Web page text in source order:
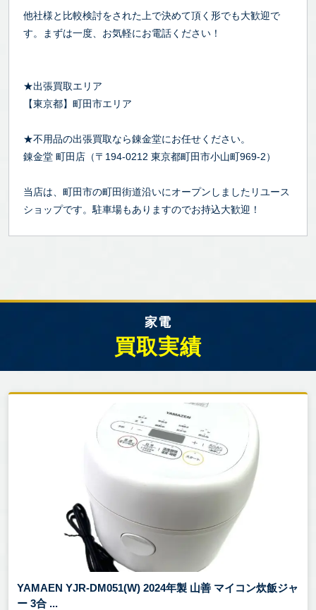
他社様と比較検討をされた上で決めて頂く形でも大歓迎で
す。まずは一度、お気軽にお電話ください！
★出張買取エリア
【東京都】町田市エリア
★不用品の出張買取なら錬金堂にお任せください。
錬金堂 町田店（〒194-0212 東京都町田市小山町969-2）
当店は、町田市の町田街道沿いにオープンしましたリユース
ショップです。駐車場もありますのでお持込大歓迎！
家電
買取実績
YAMAEN YJR-DM051(W) 2024年製 山善 マイコン炊飯ジャ
ー 3合 ...